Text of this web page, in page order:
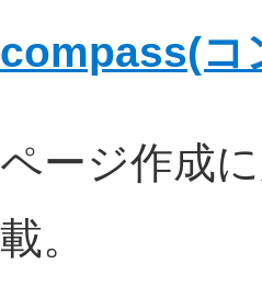
compass(コ
ページ作成
載。